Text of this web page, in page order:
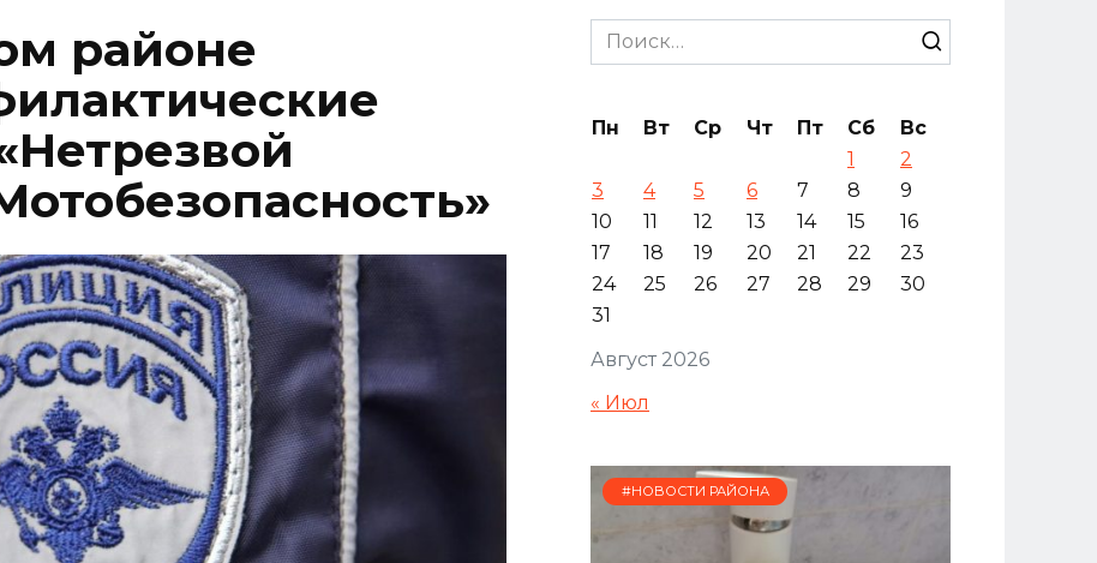
районе
Search
for:
Август 2026
Пн Вт Ср Чт Пт Сб
Вс
1
2
3
4 5 6 7 8
9
10
11 12 13 14 15
16
17
18 19 20 21 22
23
24
25 26 27 28 29
30
31
« Июл
#НОВОСТИ РАЙОНА